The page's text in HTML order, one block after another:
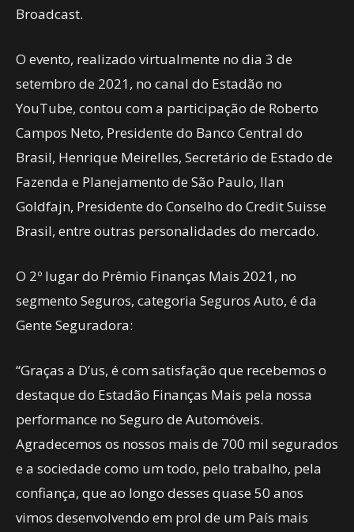
Broadcast.
O evento, realizado virtualmente no dia 3 de
setembro de 2021, no canal do Estadão no
YouTube, contou com a participação de Roberto
Campos Neto, Presidente do Banco Central do
Brasil, Henrique Meirelles, Secretário de Estado de
Fazenda e Planejamento de São Paulo, Ilan
Goldfajn, Presidente do Conselho do Credit Suisse
Brasil, entre outras personalidades do mercado.
O 2º lugar do Prêmio Finanças Mais 2021, no
segmento Seguros, categoria Seguros Auto, é da
Gente Seguradora:
“Graças a D’us, é com satisfação que recebemos o
destaque do Estadão Finanças Mais pela nossa
performance no Seguro de Automóveis.
Agradecemos os nossos mais de 700 mil segurados
e a sociedade como um todo, pelo trabalho, pela
confiança, que ao longo desses quase 50 anos
vimos desenvolvendo em prol de um País mais